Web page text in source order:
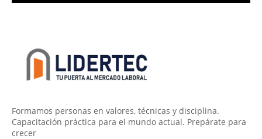
Formamos personas en valores, técnicas y disciplina.
Capacitación práctica para el mundo actual. Prepárate para
crecer